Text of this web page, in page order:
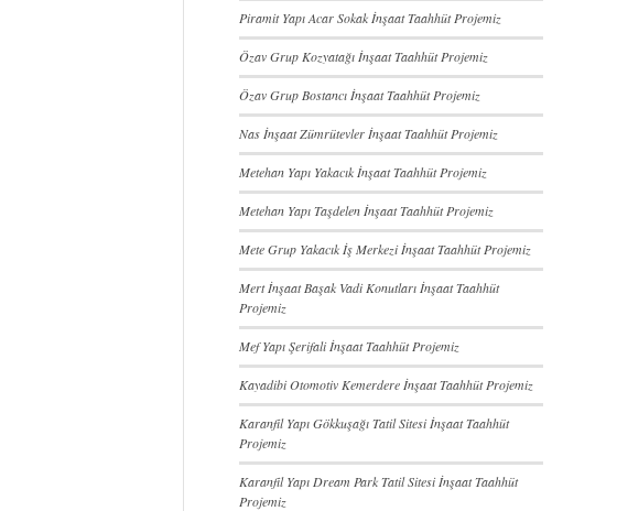
Piramit Yapı Acar Sokak İnşaat Taahhüt Projemiz
Özav Grup Kozyatağı İnşaat Taahhüt Projemiz
Özav Grup Bostancı İnşaat Taahhüt Projemiz
Nas İnşaat Zümrütevler İnşaat Taahhüt Projemiz
Metehan Yapı Yakacık İnşaat Taahhüt Projemiz
Metehan Yapı Taşdelen İnşaat Taahhüt Projemiz
Mete Grup Yakacık İş Merkezi İnşaat Taahhüt Projemiz
Mert İnşaat Başak Vadi Konutları İnşaat Taahhüt
Projemiz
Mef Yapı Şerifali İnşaat Taahhüt Projemiz
Kayadibi Otomotiv Kemerdere İnşaat Taahhüt Projemiz
Karanfil Yapı Gökkuşağı Tatil Sitesi İnşaat Taahhüt
Projemiz
Karanfil Yapı Dream Park Tatil Sitesi İnşaat Taahhüt
Projemiz